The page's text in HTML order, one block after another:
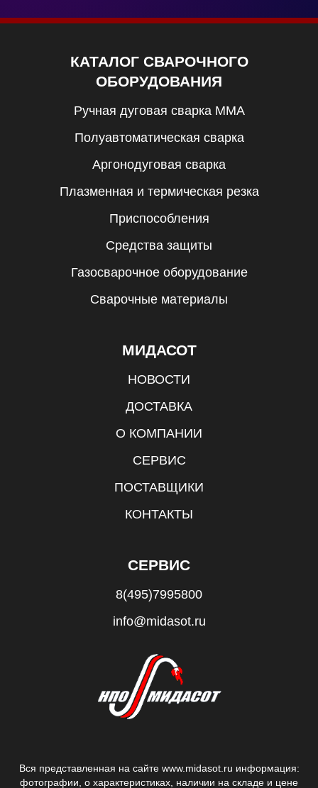
КАТАЛОГ СВАРОЧНОГО
ОБОРУДОВАНИЯ
Ручная дуговая сварка MMA
Полуавтоматическая сварка
Аргонодуговая сварка
Плазменная и термическая резка
Приспособления
Средства защиты
Газосварочное оборудование
Сварочные материалы
МИДАСОТ
НОВОСТИ
ДОСТАВКА
О КОМПАНИИ
СЕРВИС
ПОСТАВЩИКИ
КОНТАКТЫ
СЕРВИС
8(495)7995800
info@midasot.ru
Вся представленная на сайте www.midasot.ru информация:
фотографии, о характеристиках, наличии на складе и цене